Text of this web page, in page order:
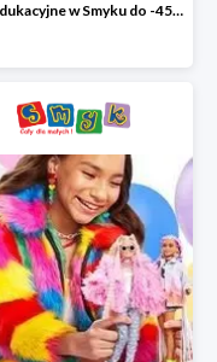
Gry edukacyjne w Smyku do -45%